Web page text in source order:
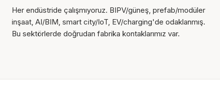
Her endüstride çalışmıyoruz. BIPV/güneş, prefab/modüler
inşaat, AI/BIM, smart city/IoT, EV/charging'de odaklanmış.
Bu sektörlerde doğrudan fabrika kontaklarımız var.